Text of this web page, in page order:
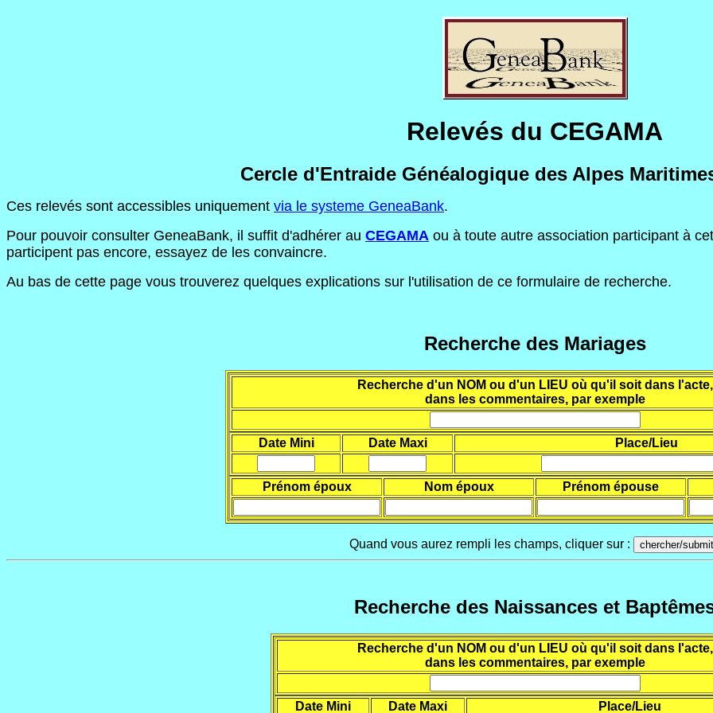
Relevés du CEGAMA
Cercle d'Entraide Généalogique des Alpes
Ces relevés sont accessibles uniquement via le systeme GeneaBank.
Pour pouvoir consulter GeneaBank, il suffit d'adhérer au CEGAMA ou à toute autre association participant à
participent pas encore, essayez de les convaincre.
Au bas de cette page vous trouverez quelques explications sur l'utilisation de ce formulaire de recherche.
Recherche des Mariages
Recherche d'un NOM ou d'un LIEU où qu'il soit dans l'acte,
dans les commentaires, par exemple
Date Mini Date Maxi Place/Lieu
Prénom époux Nom époux Prénom épouse
Quand vous aurez rempli les champs, cliquer sur :
Recherche des Naissances et
Recherche d'un NOM ou d'un LIEU où qu'il soit dans l'acte,
dans les commentaires, par exemple
Date Mini Date Maxi Place/Lieu